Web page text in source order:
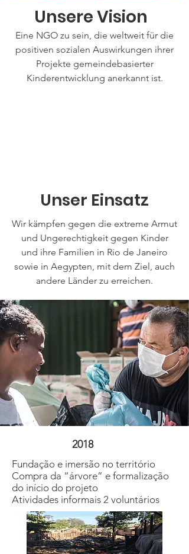
Unsere Vision
Eine NGO zu sein, die weltweit für die
positiven sozialen Auswirkungen ihrer
Projekte gemeindebasierter
Kinderentwicklung anerkannt ist.
Unser Einsatz
Wir kämpfen gegen die extreme Armut
und Ungerechtigkeit gegen Kinder
und ihre Familien in Rio de Janeiro
sowie in Aegypten, mit dem Ziel, auch
andere Länder zu erreichen.
2018
Fundação e imersão no território
Compra da “árvore” e formalização
do início do projeto
Atividades informais 2 voluntários